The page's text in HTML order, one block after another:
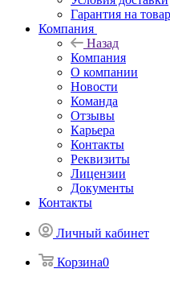
Гарантия на товар
Компания
Назад
Компания
О компании
Новости
Команда
Отзывы
Карьера
Контакты
Реквизиты
Лицензии
Документы
Контакты
Личный кабинет
Корзина0